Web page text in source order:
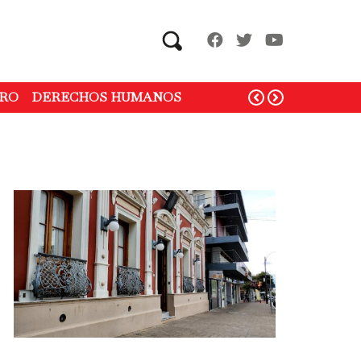
Search
DERECHOS HUMANOS